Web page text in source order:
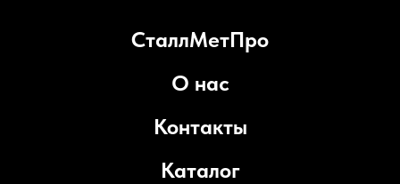
СталлМетПро
О нас
Контакты
Каталог